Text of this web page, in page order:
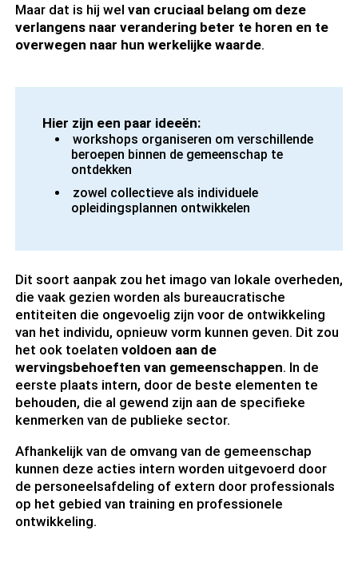
Maar dat is hij wel van cruciaal belang om deze
verlangens naar verandering beter te horen en te
overwegen naar hun werkelijke waarde.
Hier zijn een paar ideeën:
workshops organiseren om verschillende
beroepen binnen de gemeenschap te
ontdekken
zowel collectieve als individuele
opleidingsplannen ontwikkelen
Dit soort aanpak zou het imago van lokale overheden,
die vaak gezien worden als bureaucratische
entiteiten die ongevoelig zijn voor de ontwikkeling
van het individu, opnieuw vorm kunnen geven. Dit zou
het ook toelaten voldoen aan de
wervingsbehoeften van gemeenschappen. In de
eerste plaats intern, door de beste elementen te
behouden, die al gewend zijn aan de specifieke
kenmerken van de publieke sector.
Afhankelijk van de omvang van de gemeenschap
kunnen deze acties intern worden uitgevoerd door
de personeelsafdeling of extern door professionals
op het gebied van training en professionele
ontwikkeling.